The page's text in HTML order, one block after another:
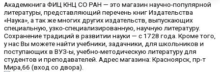
Академкнига ФИЦ КНЦ СО РАН — это магазин научно-популярной
литературы, представляющий перечень книг Издательства
«Наука», а так же многих других издательств, выпускающих
специальную, узко-специализированную, научную литературу.
Сохранение традиций в развитии науки — с 1728 года. Кроме того,
у нас Вы можете найти учебники, задачники, для школьников и
поступающих в ВУЗ-ы, учебно-методическую литературу для
студентов и преподавателей. Адрес магазина: Красноярск, пр-т
Мира,66 (вход со двора).